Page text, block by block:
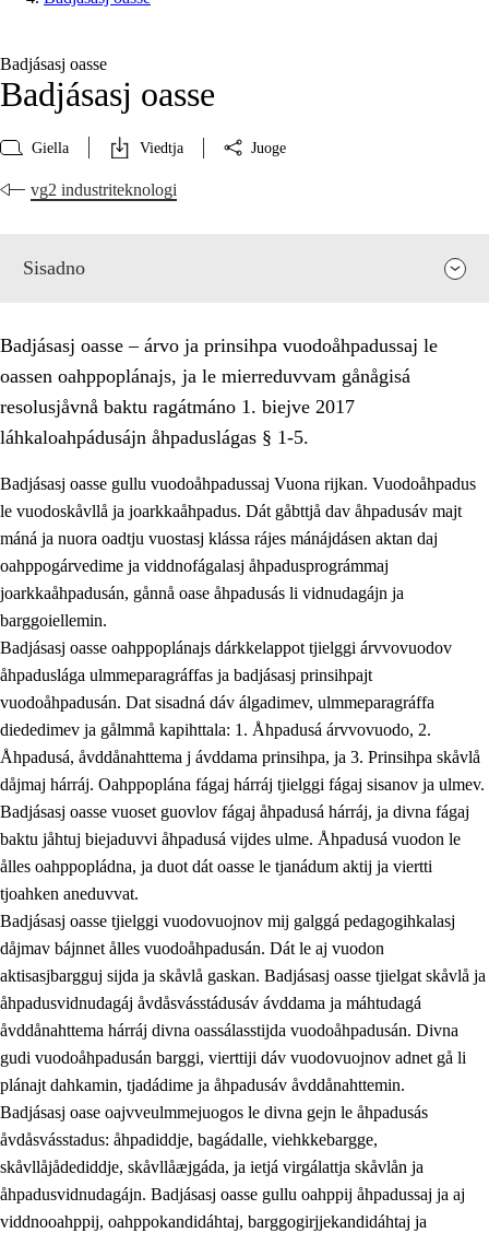
Badjásasj oasse
Badjásasj oasse
Giella Viedtja Juoge
vg2 industriteknologi
Sisadno
Badjásasj oasse – árvo ja prinsihpa vuodoåhpadussaj le
oassen oahppoplánajs, ja le mierreduvvam gånågisá
resolusjåvnå baktu ragátmáno 1. biejve 2017
láhkaloahpádusájn åhpaduslágas § 1-5.
Badjásasj oasse gullu vuodoåhpadussaj Vuona rijkan. Vuodoåhpadus
le vuodoskåvllå ja joarkkaåhpadus. Dát gåbttjå dav åhpadusáv majt
máná ja nuora oadtju vuostasj klássa rájes mánájdásen aktan daj
oahppogárvedime ja viddnofágalasj åhpadusprográmmaj
joarkkaåhpadusán, gånnå oase åhpadusás li vidnudagájn ja
barggoiellemin.
Badjásasj oasse oahppoplánajs dárkkelappot tjielggi árvvovuodov
åhpaduslága ulmmeparagráffas ja badjásasj prinsihpajt
vuodoåhpadusán. Dat sisadná dáv álgadimev, ulmmeparagráffa
diededimev ja gålmmå kapihttala: 1. Åhpadusá árvvovuodo, 2.
Åhpadusá, åvddånahttema j ávddama prinsihpa, ja 3. Prinsihpa skåvlå
dåjmaj hárráj. Oahppoplána fágaj hárráj tjielggi fágaj sisanov ja ulmev.
Badjásasj oasse vuoset guovlov fágaj åhpadusá hárráj, ja divna fágaj
baktu jåhtuj biejaduvvi åhpadusá vijdes ulme. Åhpadusá vuodon le
ålles oahppopládna, ja duot dát oasse le tjanádum aktij ja viertti
tjoahken aneduvvat.
Badjásasj oasse tjielggi vuodovuojnov mij galggá pedagogihkalasj
dåjmav bájnnet ålles vuodoåhpadusán. Dát le aj vuodon
aktisasjbargguj sijda ja skåvlå gaskan. Badjásasj oasse tjielgat skåvlå ja
åhpadusvidnudagáj åvdåsvásstádusáv ávddama ja máhtudagá
åvddånahttema hárráj divna oassálasstijda vuodoåhpadusán. Divna
gudi vuodoåhpadusán barggi, vierttiji dáv vuodovuojnov adnet gå li
plánajt dahkamin, tjadádime ja åhpadusáv åvddånahttemin.
Badjásasj oase oajvveulmmejuogos le divna gejn le åhpadusás
åvdåsvásstadus: åhpadiddje, bagádalle, viehkkebargge,
skåvllåjådediddje, skåvllåæjgáda, ja ietjá virgálattja skåvlån ja
åhpadusvidnudagájn. Badjásasj oasse gullu oahppij åhpadussaj ja aj
viddnooahppij, oahppokandidáhtaj, barggogirjjekandidáhtaj ja